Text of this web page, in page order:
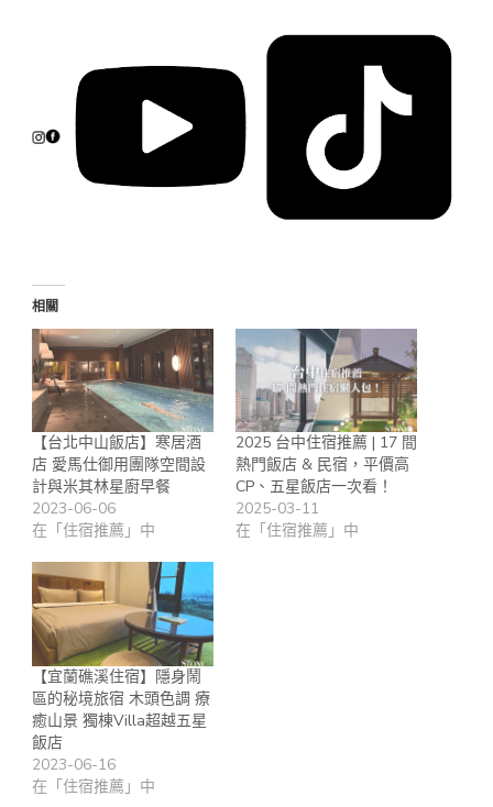
相關
【台北中山飯店】寒居酒
店 愛馬仕御用團隊空間設
計與米其林星廚早餐
2023-06-06
在「住宿推薦」中
2025 台中住宿推薦 | 17 間
熱門飯店 & 民宿，平價高
CP、五星飯店一次看！
2025-03-11
在「住宿推薦」中
【宜蘭礁溪住宿】隱身鬧
區的秘境旅宿 木頭色調 療
癒山景 獨棟Villa超越五星
飯店
2023-06-16
在「住宿推薦」中